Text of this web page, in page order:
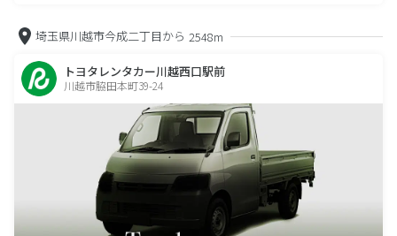
埼玉県川越市今成二丁目から 2548m
トヨタレンタカー川越西口駅前
川越市脇田本町39-24